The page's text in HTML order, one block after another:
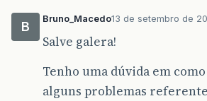
B
Bruno_Macedo13 de setembro de
Salve galera!
Tenho uma dúvida em
alguns problemas